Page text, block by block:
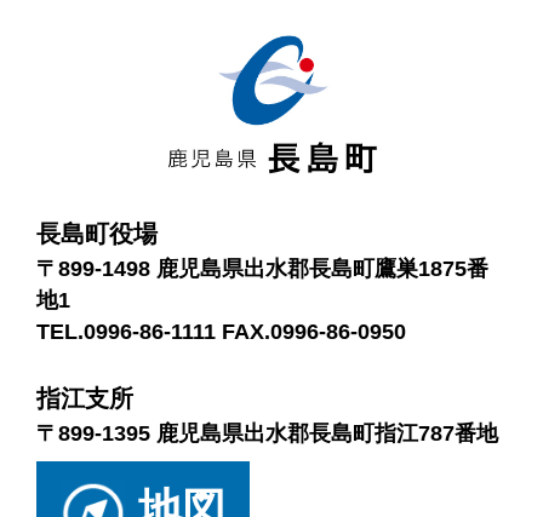
長島町役場
〒899-1498 鹿児島県出水郡長島町鷹巣1875番
地1
TEL.0996-86-1111 FAX.0996-86-0950
指江支所
〒899-1395 鹿児島県出水郡長島町指江787番地